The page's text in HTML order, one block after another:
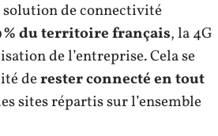
solution de connectivité
% du territoire français, la 4G
de l’entreprise. Cela se
derester connecté en tout
sites répartis sur l’ensemble